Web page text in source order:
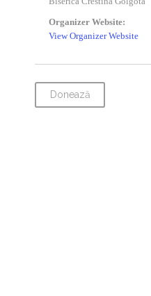
Organizer Website:
View Organizer Website
Donează